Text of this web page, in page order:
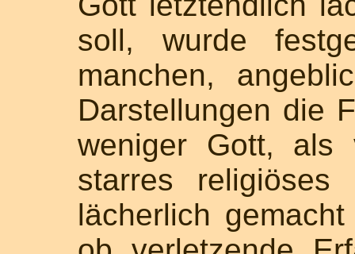
soll, wurde
manchen,
Darstellungen die
weniger Gott, als
starres religiöses
lächerlich